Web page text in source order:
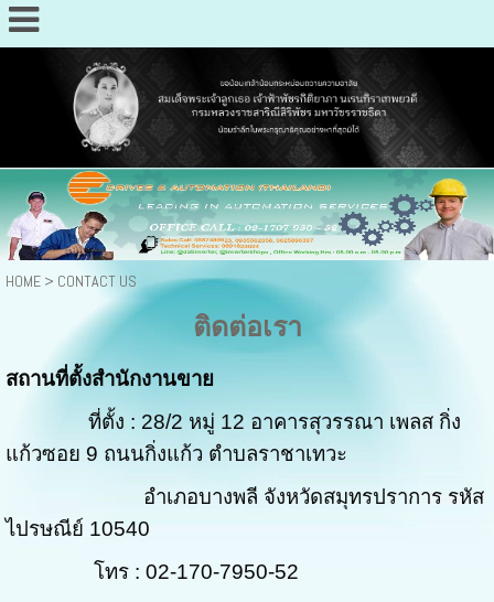
HOME> CONTACT US
ติดต่อเรา
สถานที่ตั้งสำนักงานขาย
ที่ตั้ง : 28/2 หมู่ 12 อาคารสุวรรณา เพลส กิ่ง
แก้วซอย 9 ถนนกิ่งแก้ว ตำบลราชาเทวะ
อำเภอบางพลี จังหวัดสมุทรปราการ รหัส
ไปรษณีย์ 10540
โทร : 02-170-7950-52